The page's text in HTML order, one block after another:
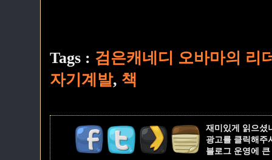
Tags : 검은캐네디 오바마의 리
자기계발, 책
재미있게 읽으셨
광고를 클릭해주
블로그 운영에